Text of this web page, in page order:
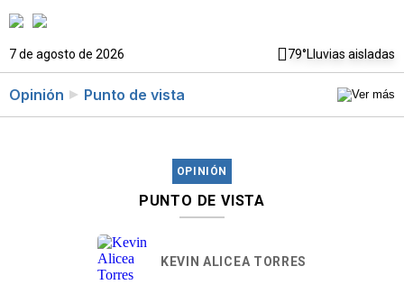
7 de agosto de 2026 79°Lluvias aisladas
Opinión Punto de vista
OPINIÓN
PUNTO DE VISTA
KEVIN ALICEA TORRES